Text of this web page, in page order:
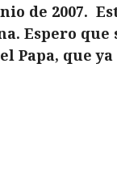
de 2007.
Espero
que